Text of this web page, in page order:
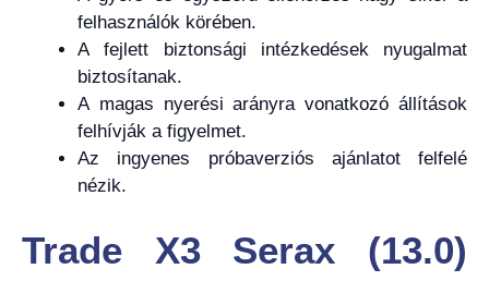
felhasználók körében.
A fejlett biztonsági intézkedések nyugalmat
biztosítanak.
A magas nyerési arányra vonatkozó állítások
felhívják a figyelmet.
Az ingyenes próbaverziós ajánlatot felfelé
nézik.
Trade X3 Serax (13.0)